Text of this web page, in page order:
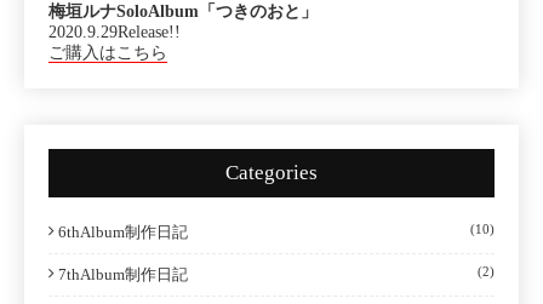
梅垣ルナSoloAlbum「つきのおと」
2020.9.29Release!!
ご購入はこちら
Categories
6thAlbum制作日記 (10)
7thAlbum制作日記 (2)